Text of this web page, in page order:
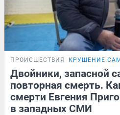
ПРОИСШЕСТВИЯ КРУШЕНИЕ
Двойники, запасной
повторная смерть.
смерти Евгения
в западных СМИ